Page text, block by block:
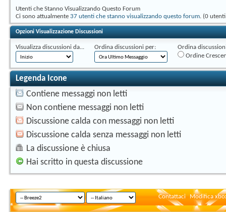
Utenti che Stanno Visualizzando Questo Forum
Ci sono attualmente 37 utenti che stanno visualizzando questo forum. (0
Opzioni Visualizzazione Discussioni
Visualizza discussioni da... Ordina discussioni per:
Ordina
Ordine
Legenda Icone
Contiene messaggi non letti
Non contiene messaggi non letti
Discussione calda con messaggi non letti
Discussione calda senza messaggi non letti
La discussione è chiusa
Hai scritto in questa discussione
Contattaci Modifica